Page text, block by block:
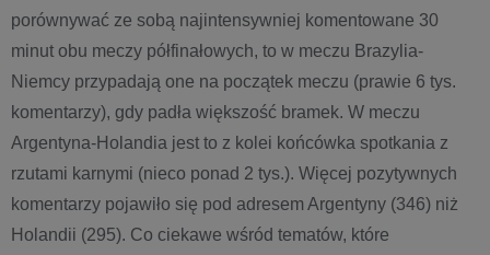
porównywać ze sobą najintensywniej komentowane 30
minut obu meczy półfinałowych, to w meczu Brazylia-
Niemcy przypadają one na początek meczu (prawie 6 tys.
komentarzy), gdy padła większość bramek. W meczu
Argentyna-Holandia jest to z kolei końcówka spotkania z
rzutami karnymi (nieco ponad 2 tys.). Więcej pozytywnych
komentarzy pojawiło się pod adresem Argentyny (346) niż
Holandii (295). Co ciekawe wśród tematów, które